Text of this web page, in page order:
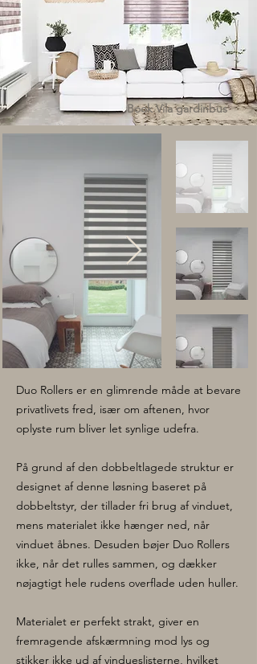
Book Vila gardinbus
Duo Rollers er en glimrende måde at bevare
privatlivets fred, især om aftenen, hvor
oplyste rum bliver let synlige udefra.
På grund af den dobbeltlagede struktur er
designet af denne løsning baseret på
dobbeltstyr, der tillader fri brug af vinduet,
mens materialet ikke hænger ned, når
vinduet åbnes. Desuden bøjer Duo Rollers
ikke, når det rulles sammen, og dækker
nøjagtigt hele rudens overflade uden huller.
Materialet er perfekt strakt, giver en
fremragende afskærmning mod lys og
stikker ikke ud af vindueslisterne, hvilket